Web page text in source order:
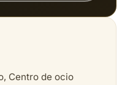
Centro de ocio